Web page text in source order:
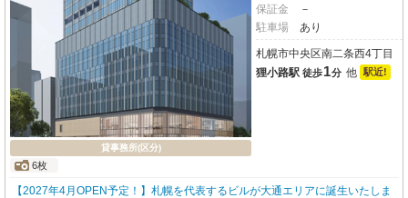
貸事務所(区分)
6枚
保証金
－
駐車場
あり
札幌市中央区南二条西4丁目
狸小路駅 徒歩1分 他 駅近!
【2027年4月OPEN予定！】札幌を代表するビルが大通エリアに誕生いたしま